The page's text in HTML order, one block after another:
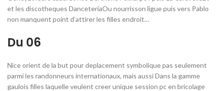
et les discotheques DanceteriaOu nourrisson ligue puis vers Pablo
non manquent point d’attirer les filles endroit…
Du 06
Nice orient de la but pour deplacement symbolique pas seulement
parmi les randonneurs internationaux, mais aussi Dans la gamme
gaulois filles laquelle veulent creer unique session pc en bricolage